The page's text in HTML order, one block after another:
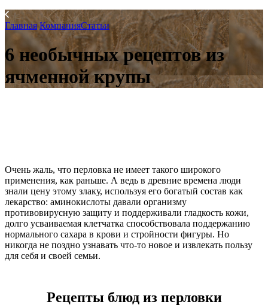
Главная КомпанияСтатьи
6 необычных рецептов из
ячменной крупы
Очень жаль, что перловка не имеет такого широкого
применения, как раньше. А ведь в древние времена люди
знали цену этому злаку, используя его богатый состав как
лекарство: аминокислоты давали организму
противовирусную защиту и поддерживали гладкость кожи,
долго усваиваемая клетчатка способствовала поддержанию
нормального сахара в крови и стройности фигуры. Но
никогда не поздно узнавать что-то новое и извлекать пользу
для себя и своей семьи.
Рецепты блюд из перловки